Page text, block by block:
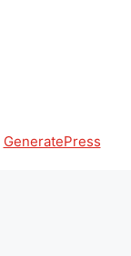
GeneratePress